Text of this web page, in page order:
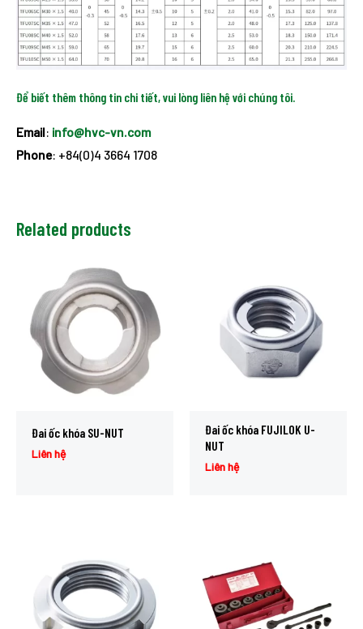
Để biết thêm thông tin chi tiết, vui lòng liên hệ với chúng tôi.
Email: info@hvc-vn.com
Phone: +84(0)4 3664 1708
Related products
Đai ốc khóa SU-NUT
Liên hệ
Đai ốc khóa FUJILOK U-
NUT
Liên hệ